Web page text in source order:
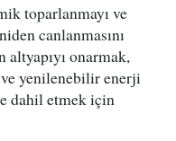
toparlanmayı ve
canlanmasını
altyapıyı onarmak,
yenilenebilir enerji
dahil etmek için